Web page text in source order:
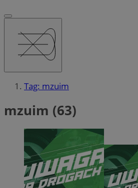
Tag: mzuim
mzuim (63)